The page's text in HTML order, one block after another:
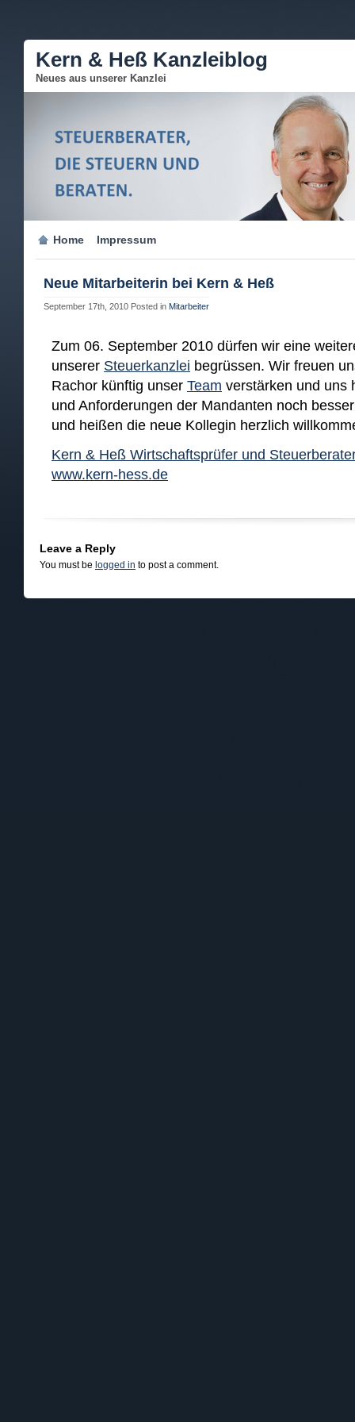
Kern & Heß Kanzleiblog
Neues aus unserer Kanzlei
Home Impressum
Neue Mitarbeiterin bei Kern & Heß
September 17th, 2010 Posted in Mitarbeiter
Zum 06. September 2010 dürfen wir eine
unserer Steuerkanzlei begrüssen. Wir freuen
Rachor künftig unser Team verstärken und uns
und Anforderungen der Mandanten noch
und heißen die neue Kollegin herzlich
Kern & Heß Wirtschaftsprüfer und
www.kern-hess.de
Leave a Reply
You must be logged in to post a comment.